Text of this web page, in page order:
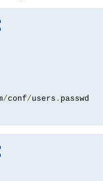
/conf/users .